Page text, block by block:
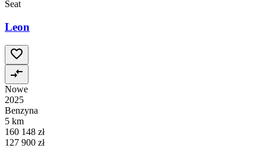
Seat
Leon
Nowe
2025
Benzyna
5 km
160 148 zł
127 900 zł